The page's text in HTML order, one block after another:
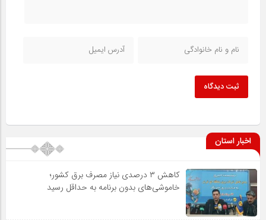
ثبت دیدگاه
اخبار استان
کاهش ۳ درصدی نیاز مصرف برق کشور؛
خاموشی‌های بدون برنامه به حداقل رسید